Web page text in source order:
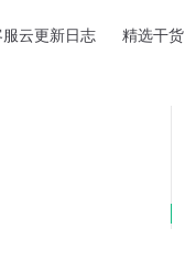
服云更新日志 精选干货